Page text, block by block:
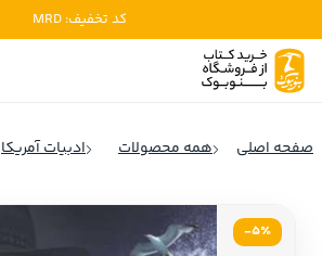
کد تخفیف: MRD
ادبیات
تاریخ و سیاست
ادبیات انگلیس
ادبیات فرانسه
صفحه اصلی همه محصولات ادبیات آمریکا
5٪-